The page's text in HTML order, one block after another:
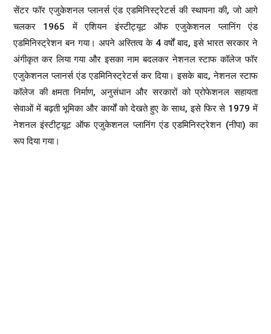
सेंटर फॉर एजुकेशनल प्लानर्स एंड एडमिनिस्ट्रेटर्स की स्थापना की, जो आगे
चलकर 1965 में एशियन इंस्टीट्यूट ऑफ एजुकेशनल प्लानिंग एंड
एडमिनिस्ट्रेशन बन गया। अपने अस्तित्व के 4 वर्षों बाद, इसे भारत सरकार ने
अंगीकृत कर लिया गया और इसका नाम बदलकर नेशनल स्टाफ कॉलेज फॉर
एजुकेशनल प्लानर्स एंड एडमिनिस्ट्रेटर्स कर दिया। इसके बाद, नेशनल स्टाफ
कॉलेज की क्षमता निर्माण, अनुसंधान और सरकारों को प्रोफेशनल सहायता
सेवाओं में बढ़ती भूमिका और कार्यों को देखते हुए के साथ, इसे फिर से 1979 में
नेशनल इंस्टीट्यूट ऑफ एजुकेशनल प्लानिंग एंड एडमिनिस्ट्रेशन (नीपा) का
रूप दिया गया।